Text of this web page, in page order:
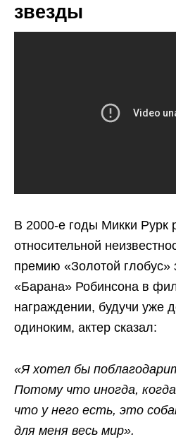
звезды
В 2000-е годы Микки Рурк
относительной
премию «Золотой глобус»
«Барана» Робинсона в
награждении, будучи уже
одиноким, актер сказал:
«Я хотел бы
Потому что иногда,
что у него есть, это
для меня весь мир».